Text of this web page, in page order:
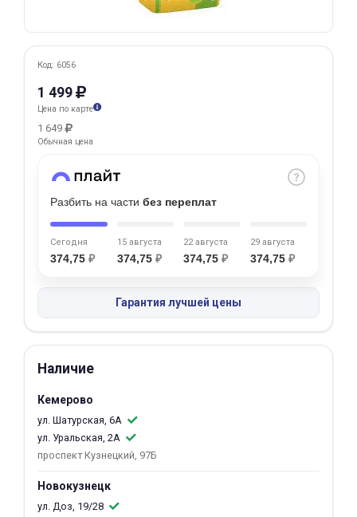
Код: 6056
1 499
Цена по карте
1 649
Обычная цена
Разбить на части без переплат
Сегодня
374,75 ₽
15 августа
374,75 ₽
22 августа
374,75 ₽
29 августа
374,75 ₽
Гарантия лучшей цены
Наличие
Кемерово
ул. Шатурская, 6А
ул. Уральская, 2А
проспект Кузнецкий, 97Б
Новокузнецк
ул. Доз, 19/28
Добавляйте товары
Оплачивайте сегодня только
25% картой любого банка
Получайте товар
выбранный способом
Оставшиеся75% будут
списыватьсяс вашей карты
по25%каждые 2 недели
Подробнее
25
Остались вопросы?